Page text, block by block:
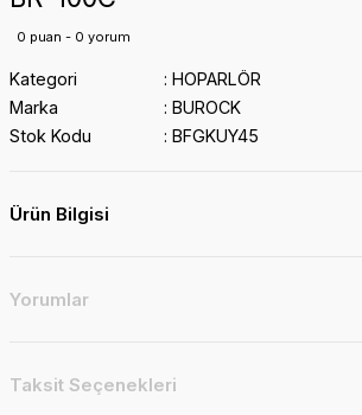
0 puan - 0 yorum
Kategori
HOPARLÖR
Marka
BUROCK
Stok Kodu
BFGKUY45
Ürün Bilgisi
Yorumlar
Taksit Seçenekleri